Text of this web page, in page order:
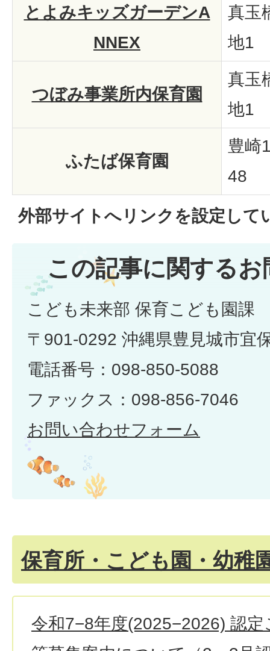
とよみキッズガーデンA
NNEX
真玉
地1
つぼみ事業所内保育園
真玉
地1
ふたば保育園
豊崎
48
外部サイトへリンクを設定して
この記事に関する
こども未来部 保育こども園課
〒901-0292 沖縄県豊見城市宜
電話番号：098-850-5088
ファックス：098-856-7046
お問い合わせフォーム
保育所・こども園・幼稚
令和7−8年度(2025−2026) 認